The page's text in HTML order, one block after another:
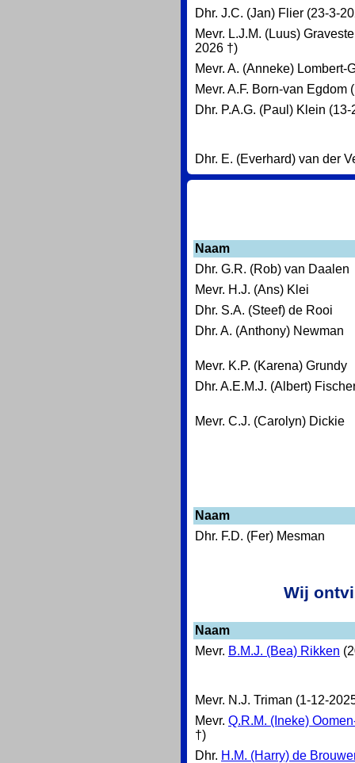
Dhr. J.C. (Jan) Flier (23-3-
Mevr. L.J.M. (Luus)
2026 †)
Mevr. A. (Anneke) Lombert-
Mevr. A.F. Born-van Egdom
Dhr. P.A.G. (Paul) Klein
Dhr. E. (Everhard) van der
Naam
Dhr. G.R. (Rob) van Daalen
Mevr. H.J. (Ans) Klei
Dhr. S.A. (Steef) de Rooi
Dhr. A. (Anthony) Newman
Mevr. K.P. (Karena) Grundy
Dhr. A.E.M.J. (Albert)
Mevr. C.J. (Carolyn) Dickie
Naam
Dhr. F.D. (Fer) Mesman
Wij
Naam
Mevr. B.M.J. (Bea) Rikken
Mevr. N.J. Triman (1-12-
Mevr. Q.R.M. (Ineke)
†)
Dhr. H.M. (Harry) de